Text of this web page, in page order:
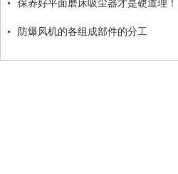
保养好平面磨床吸尘器才是硬道理！
防爆风机的各组成部件的分工